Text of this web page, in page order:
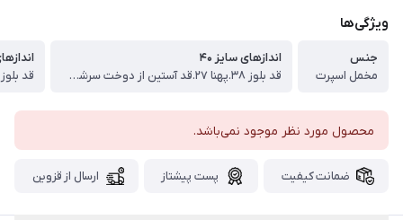
ویژگی‌ها
جنس
مخمل اسپرت
اندازهای سایز ۴۰
قد بلوز ۳۸.پهنا ۲۷.قد آستین از دوخت سرشانه ۳۱.قد شلوار ۴۷ سانت
محصول مورد نظر موجود نمی‌باشد.
ضمانت کیفیت پست پیشتاز ارسال از قزوین